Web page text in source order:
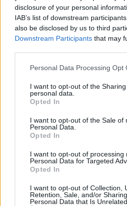
disclosure of your personal
IAB’s list of downstream
also be disclosed by us to third
Downstream Participants that may
Please note that this website/app
not limited to your visit or usage
grant or deny consent to Google
use your data for below specified
consent section.
Personal Data Processing Opt
I want to opt-out of the
personal data.
Opted In
I want to opt-out of the Sale of
Personal Data.
Opted In
I want to opt-out of processing
Personal Data for Targeted
Opted In
I want to opt-out of Collection,
Retention, Sale, and/or
Personal Data that Is
Felhasználónév
rám
Elfelejtette jelszavát?
Regisztráció
Kertészeti, kerti termékek és
szaknévsora
MI A